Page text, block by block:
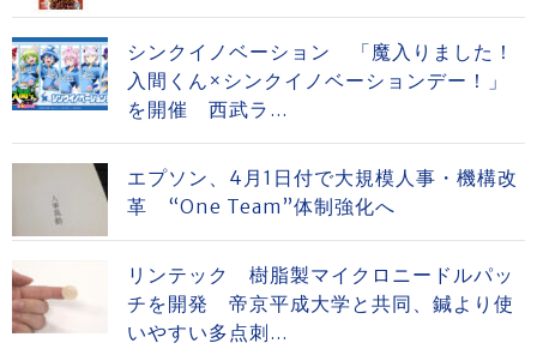
シンクイノベーション 「魔入りました！
入間くん×シンクイノベーションデー！」
を開催 西武ラ...
エプソン、4月1日付で大規模人事・機構改
革 “One Team”体制強化へ
リンテック 樹脂製マイクロニードルパッ
チを開発 帝京平成大学と共同、鍼より使
いやすい多点刺...